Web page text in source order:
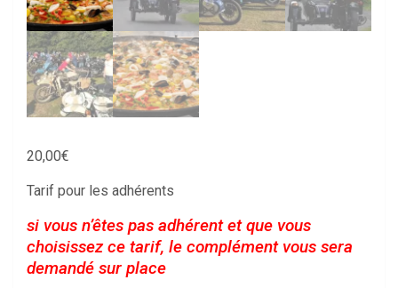
20,00€
Tarif pour les adhérents
si vous n’êtes pas adhérent et que vous
choisissez ce tarif, le complément vous sera
demandé sur place